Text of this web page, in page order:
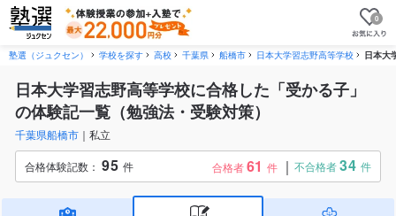
0
塾選（ジュクセン） 学校を探す 高校 千葉県 船橋市 日本大学習志野高等学校 日本大
日本大学習志野高等学校に合格した「受かる子」
の体験記一覧（勉強法・受験対策）
千葉県船橋市 私立
合格体験記数：95 件 合格者61件 不合格者34 件